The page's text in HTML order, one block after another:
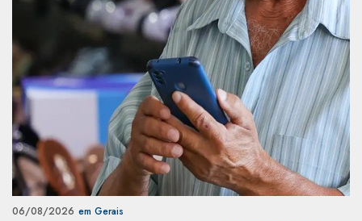
06/08/2026 em Gerais